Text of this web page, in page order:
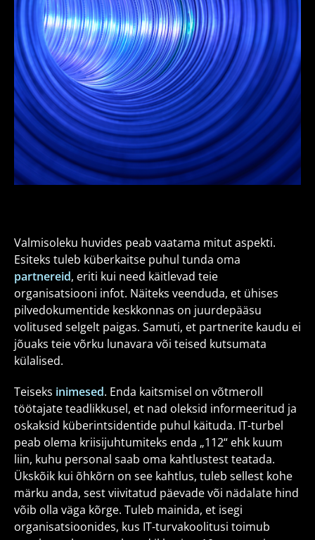
Valmisoleku huvides peab vaatama mitut aspekti.
Esiteks tuleb küberkaitse puhul tunda oma
partnereid, eriti kui need käitlevad teie
organisatsiooni infot. Näiteks veenduda, et ühises
pilvedokumentide keskkonnas on juurdepääsu
volitused selgelt paigas. Samuti, et partnerite kaudu ei
jõuaks teie võrku lunavara või teised kutsumata
külalised.
Teiseks inimesed. Enda kaitsmisel on võtmeroll
töötajate teadlikkusel, et nad oleksid informeeritud ja
oskaksid küberintsidentide puhul käituda. IT-turbel
peab olema kriisijuhtumiteks enda „112“ ehk kuum
liin, kuhu personal saab oma kahtlustest teatada.
Ükskõik kui õhkõrn on see kahtlus, tuleb sellest kohe
märku anda, sest viivitatud päevade või nädalate hind
võib olla väga kõrge. Tuleb mainida, et isegi
organisatsioonides, kus IT-turvakoolitusi toimub